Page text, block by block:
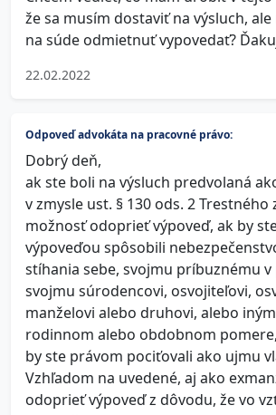
že sa musím dostaviť na výsluch,
na súde odmietnuť vypovedať?
22.02.2022
Odpoveď advokáta na pracovné právo:
Dobrý deň,
ak ste boli na výsluch predvolaná
v zmysle ust. § 130 ods. 2 Trestného
možnosť odoprieť výpoveď, ak by
výpoveďou spôsobili
stíhania sebe, svojmu príbuznému
svojmu súrodencovi, osvojiteľovi,
manželovi alebo druhovi, alebo
rodinnom alebo obdobnom
by ste právom pociťovali ako ujmu
Vzhľadom na uvedené, aj ako
odoprieť výpoveď z dôvodu, že vo